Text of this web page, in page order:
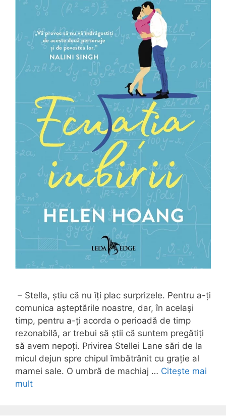
– Stella, știu că nu îți plac surprizele. Pentru a-ți
comunica așteptările noastre, dar, în același
timp, pentru a-ți acorda o perioadă de timp
rezonabilă, ar trebui să știi că suntem pregătiți
să avem nepoți. Privirea Stellei Lane sări de la
micul dejun spre chipul îmbătrânit cu grație al
mamei sale. O umbră de machiaj … Citește mai
mult